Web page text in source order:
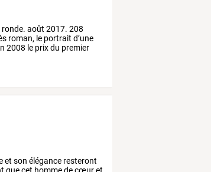
ronde. août 2017. 208
roman, le portrait d’une
2008 le prixdu premier
et son élégance resteront
quecet hommedecœuret